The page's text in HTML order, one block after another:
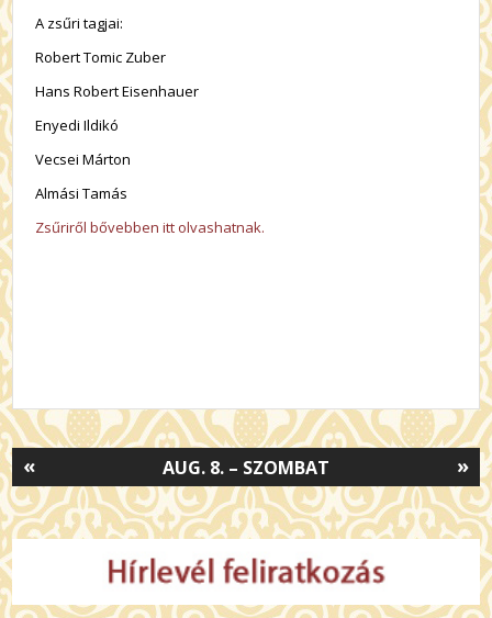
A zsűri tagjai:
Robert Tomic Zuber
Hans Robert Eisenhauer
Enyedi Ildikó
Vecsei Márton
Almási Tamás
Zsűriről bővebben itt olvashatnak.
»
AUG. 8. – SZOMBAT
«